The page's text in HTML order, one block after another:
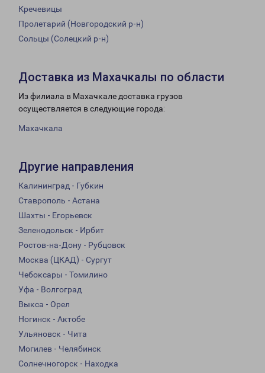
Кречевицы
Пролетарий (Новгородский р-н)
Сольцы (Солецкий р-н)
Доставка из Махачкалы по области
Из филиала в Махачкале доставка грузов
осуществляется в следующие города:
Махачкала
Другие направления
Калининград - Губкин
Ставрополь - Астана
Шахты - Егорьевск
Зеленодольск - Ирбит
Ростов-на-Дону - Рубцовск
Москва (ЦКАД) - Сургут
Чебоксары - Томилино
Уфа - Волгоград
Выкса - Орел
Ногинск - Актобе
Ульяновск - Чита
Могилев - Челябинск
Солнечногорск - Находка